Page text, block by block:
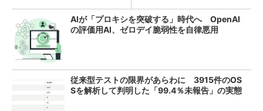
AIが「プロキシを突破する」時代へ OpenAI
の評価用AI、ゼロデイ脆弱性を自律悪用
従来型テストの限界があらわに 3915件のOS
Sを解析して判明した「99.4％未報告」の実態